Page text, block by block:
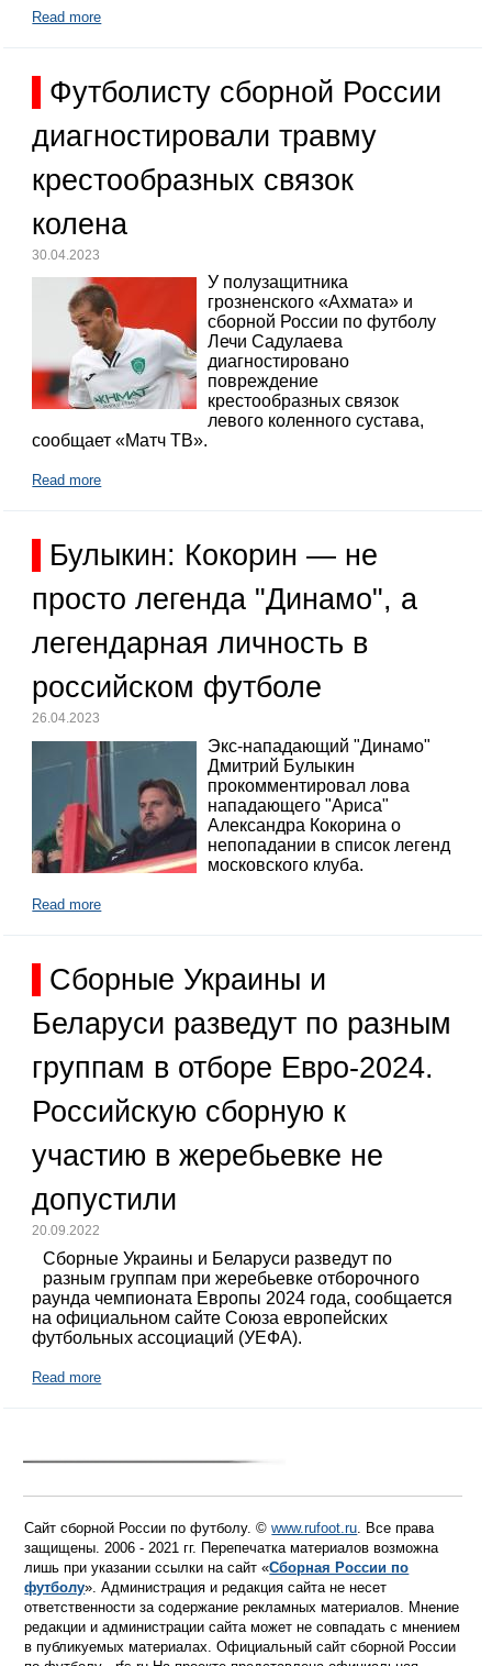
Read more
Футболисту сборной России
диагностировали травму
крестообразных связок
колена
30.04.2023
У полузащитника
грозненского «Ахмата» и
сборной России по футболу
Лечи Садулаева
диагностировано
повреждение
крестообразных связок
левого коленного сустава,
сообщает «Матч ТВ».
Read more
Булыкин: Кокорин — не
просто легенда "Динамо", а
легендарная личность в
российском футболе
26.04.2023
Экс-нападающий "Динамо"
Дмитрий Булыкин
прокомментировал лова
нападающего "Ариса"
Александра Кокорина о
непопадании в список легенд
московского клуба.
Read more
Сборные Украины и
Беларуси разведут по разным
группам в отборе Евро-2024.
Российскую сборную к
участию в жеребьевке не
допустили
20.09.2022
Сборные Украины и Беларуси разведут по
разным группам при жеребьевке отборочного
раунда чемпионата Европы 2024 года, сообщается
на официальном сайте Союза европейских
футбольных ассоциаций (УЕФА).
Read more
Сайт сборной России по футболу. ©www.rufoot.ru. Все права
защищены. 2006 - 2021 гг. Перепечатка материалов возможна
лишь при указании ссылки на сайт «Сборная России по
футболу». Администрация и редакция сайта не несет
ответственности за содержание рекламных материалов. Мнение
редакции и администрации сайта может не совпадать с мнением
в публикуемых материалах. Официальный сайт сборной России